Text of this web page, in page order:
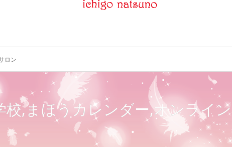
ロン
校,まほうカレンダー,オンライ